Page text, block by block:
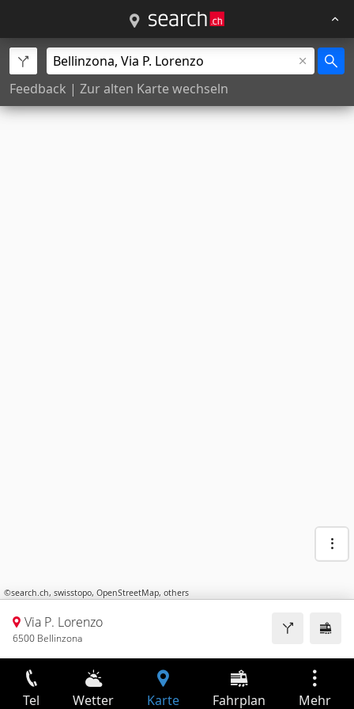
Feedback | Zur alten Karte wechseln
©search.ch, swisstopo, OpenStreetMap, others
Via P. Lorenzo
6500 Bellinzona
Tel Wetter Karte Fahrplan Mehr